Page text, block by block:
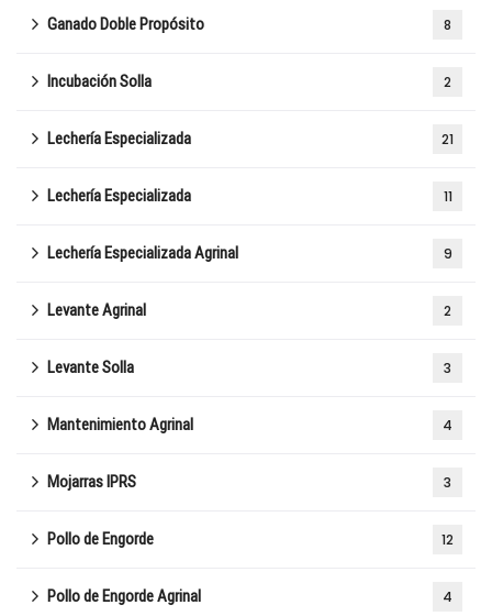
Ganado Doble Propósito 8
Incubación Solla 2
Lechería Especializada 21
Lechería Especializada 11
Lechería Especializada Agrinal 9
Levante Agrinal 2
Levante Solla 3
Mantenimiento Agrinal 4
Mojarras IPRS 3
Pollo de Engorde 12
Pollo de Engorde Agrinal 4